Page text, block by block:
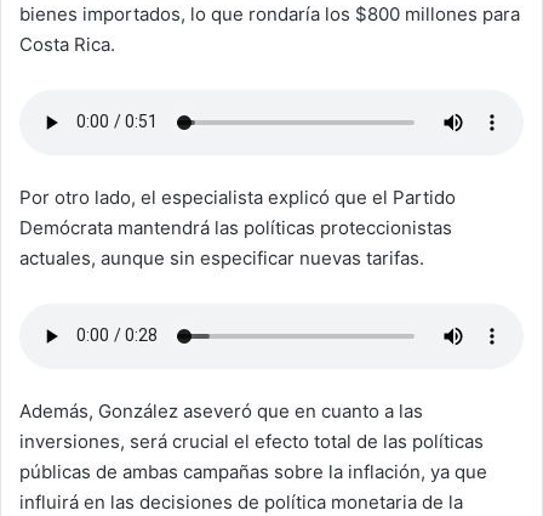
bienes importados, lo que rondaría los $800 millones para
Costa Rica.
Por otro lado, el especialista explicó que el Partido
Demócrata mantendrá las políticas proteccionistas
actuales, aunque sin especificar nuevas tarifas.
Además, González aseveró que en cuanto a las
inversiones, será crucial el efecto total de las políticas
públicas de ambas campañas sobre la inflación, ya que
influirá en las decisiones de política monetaria de la